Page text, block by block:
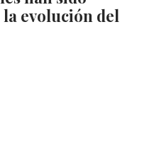
evolución del